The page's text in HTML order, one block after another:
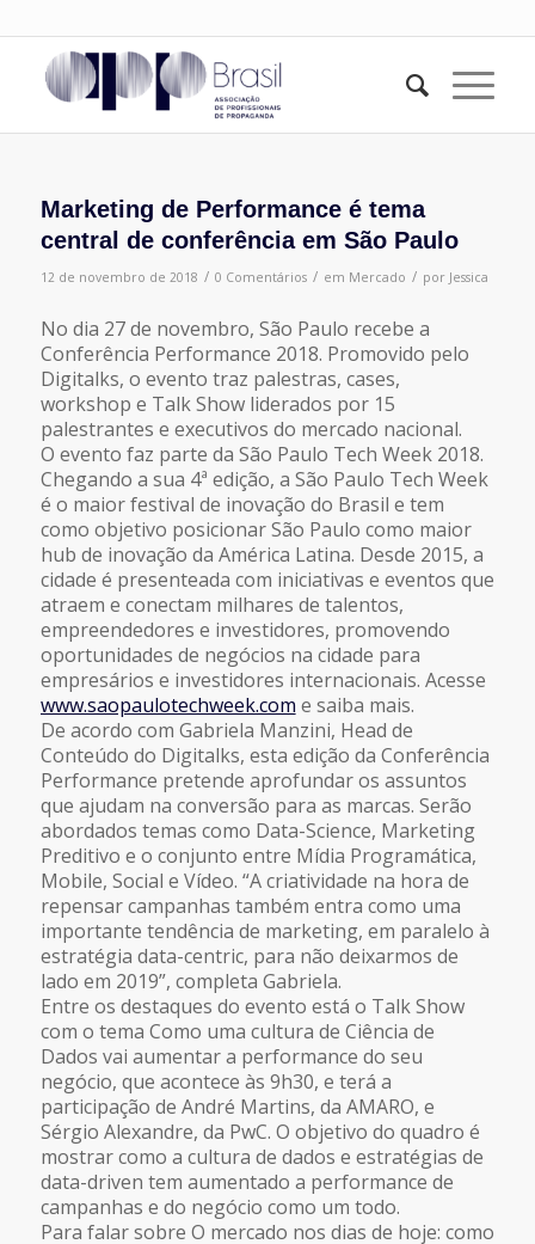
Marketing de Performance é tema
central de conferência em São Paulo
12 de novembro de 2018 / 0 Comentários / em Mercado / por Jessica
No dia 27 de novembro, São Paulo recebe a
Conferência Performance 2018. Promovido pelo
Digitalks, o evento traz palestras, cases,
workshop e Talk Show liderados por 15
palestrantes e executivos do mercado nacional.
O evento faz parte da São Paulo Tech Week 2018.
Chegando a sua 4ª edição, a São Paulo Tech Week
é o maior festival de inovação do Brasil e tem
como objetivo posicionar São Paulo como maior
hub de inovação da América Latina. Desde 2015, a
cidade é presenteada com iniciativas e eventos que
atraem e conectam milhares de talentos,
empreendedores e investidores, promovendo
oportunidades de negócios na cidade para
empresários e investidores internacionais. Acesse
www.saopaulotechweek.com e saiba mais.
De acordo com Gabriela Manzini, Head de
Conteúdo do Digitalks, esta edição da Conferência
Performance pretende aprofundar os assuntos
que ajudam na conversão para as marcas. Serão
abordados temas como Data-Science, Marketing
Preditivo e o conjunto entre Mídia Programática,
Mobile, Social e Vídeo. “A criatividade na hora de
repensar campanhas também entra como uma
importante tendência de marketing, em paralelo à
estratégia data-centric, para não deixarmos de
lado em 2019”, completa Gabriela.
Entre os destaques do evento está o Talk Show
com o tema Como uma cultura de Ciência de
Dados vai aumentar a performance do seu
negócio, que acontece às 9h30, e terá a
participação de André Martins, da AMARO, e
Sérgio Alexandre, da PwC. O objetivo do quadro é
mostrar como a cultura de dados e estratégias de
data-driven tem aumentado a performance de
campanhas e do negócio como um todo.
Para falar sobre O mercado nos dias de hoje: como